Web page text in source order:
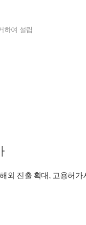
하여 설립
외 진출 확대, 고용허